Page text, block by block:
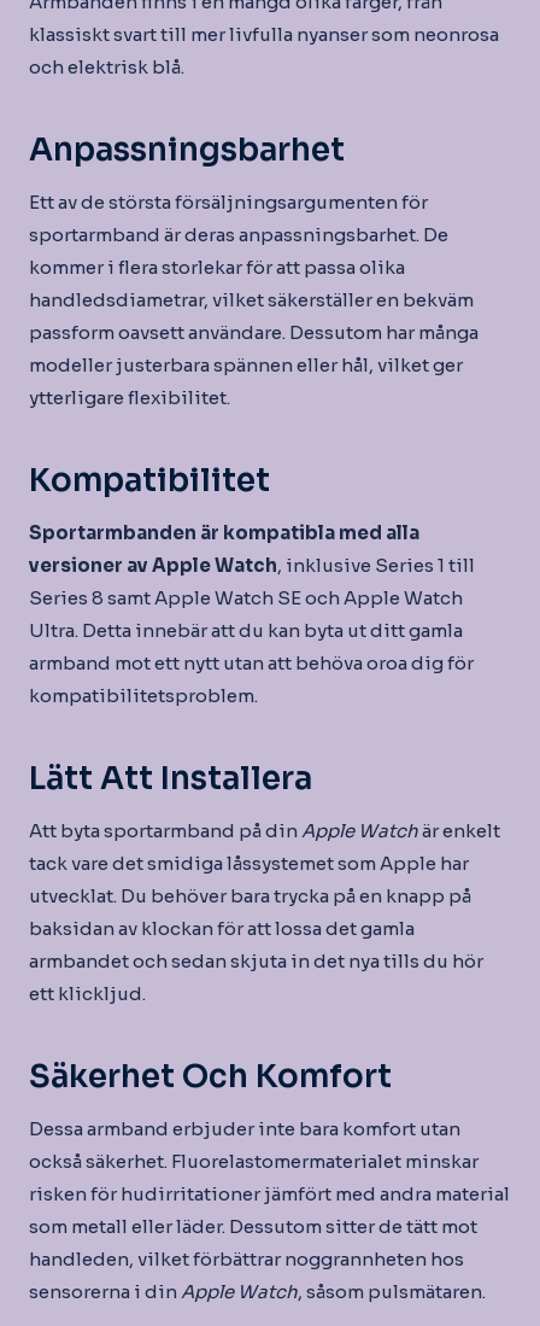
klassiskt svart till mer livfulla nyanser som neonrosa
och elektrisk blå.
Anpassningsbarhet
Ett av de största försäljningsargumenten för
sportarmband är deras anpassningsbarhet. De
kommer i flera storlekar för att passa olika
handledsdiametrar, vilket säkerställer en bekväm
passform oavsett användare. Dessutom har många
modeller justerbara spännen eller hål, vilket ger
ytterligare flexibilitet.
Kompatibilitet
Sportarmbanden är kompatibla med alla
versioner av Apple Watch, inklusive Series 1 till
Series 8 samt Apple Watch SE och Apple Watch
Ultra. Detta innebär att du kan byta ut ditt gamla
armband mot ett nytt utan att behöva oroa dig för
kompatibilitetsproblem.
Lätt Att Installera
Att byta sportarmband på din Apple Watchär enkelt
tack vare det smidiga låssystemet som Apple har
utvecklat. Du behöver bara trycka på en knapp på
baksidan av klockan för att lossa det gamla
armbandet och sedan skjuta in det nya tills du hör
ett klickljud.
Säkerhet Och Komfort
Dessa armband erbjuder inte bara komfort utan
också säkerhet. Fluorelastomermaterialet minskar
risken för hudirritationer jämfört med andra material
som metall eller läder. Dessutom sitter de tätt mot
handleden, vilket förbättrar noggrannheten hos
sensorerna i din Apple Watch, såsom pulsmätaren.